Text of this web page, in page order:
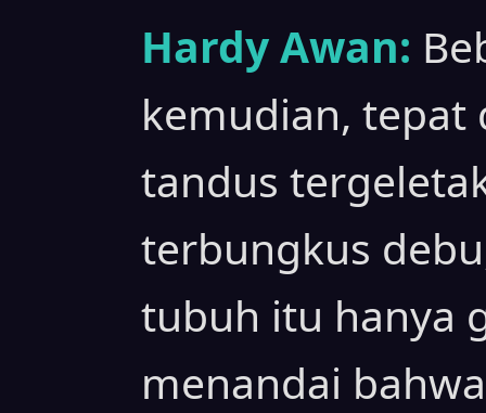
Hardy Awan:
kemudian, tepat
tandus
terbungkus
tubuh itu hanya
menandai